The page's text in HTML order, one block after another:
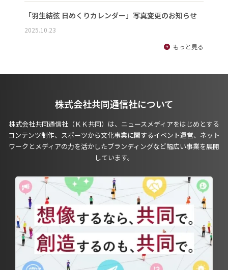
「羽生結弦 日めくりカレンダー」写真変更のお知らせ
2025.10.23
もっと見る
株式会社共同通信社について
株式会社共同通信社（ＫＫ共同）は、ニュースメディアをはじめとする
コンテンツ制作、スポーツから文化事業に関するイベント運営、ネット
ワークとメディアの力を活かしたブランディングなど幅広い事業を展開
しています。